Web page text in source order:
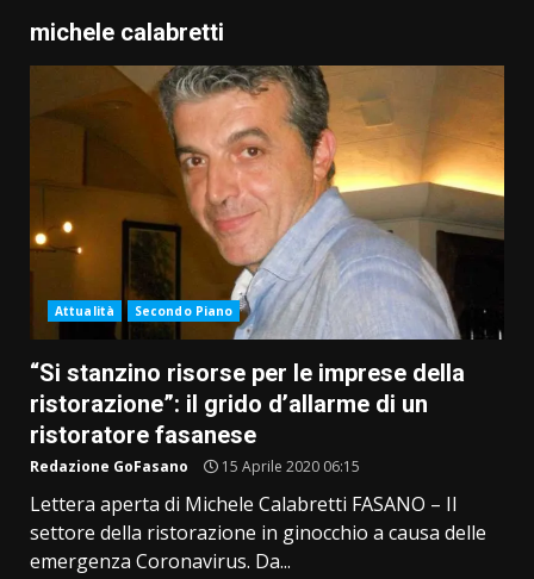
michele calabretti
Attualità Secondo Piano
“Si stanzino risorse per le imprese della
ristorazione”: il grido d’allarme di un
ristoratore fasanese
Redazione GoFasano 15 Aprile 2020 06:15
Lettera aperta di Michele Calabretti FASANO – Il
settore della ristorazione in ginocchio a causa delle
emergenza Coronavirus. Da...